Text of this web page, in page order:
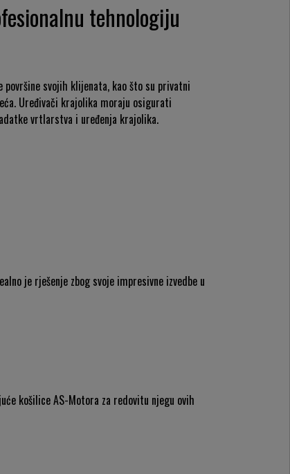
tehnologiju
svojih klijenata, kao što su privatni
Uređivači krajolika moraju osigurati
vrtlarstva i uređenja krajolika.
je rješenje zbog svoje impresivne izvedbe u
košilice AS-Motora za redovitu njegu ovih